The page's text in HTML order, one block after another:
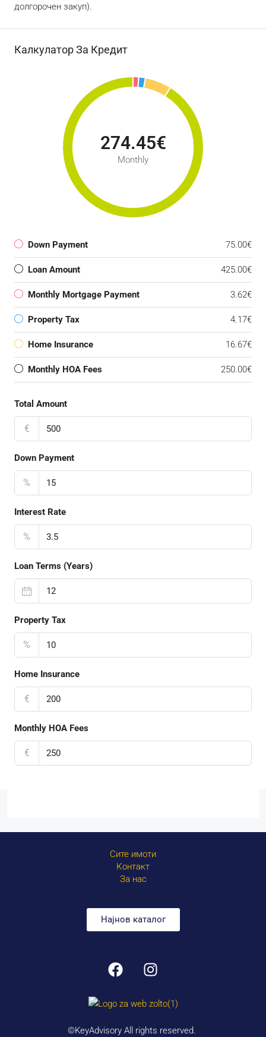
долгорочен закуп).
Калкулатор За Кредит
274.45€
Monthly
Down Payment 75.00€
Loan Amount 425.00€
Monthly Mortgage Payment 3.62€
Property Tax 4.17€
Home Insurance 16.67€
Monthly HOA Fees 250.00€
Total Amount
€
Down Payment
%
Interest Rate
%
Loan Terms (Years)
Property Tax
%
Home Insurance
€
Monthly HOA Fees
€
Сите имоти
Контакт
За нас
Најнов каталог
©KeyAdvisory All rights reserved.